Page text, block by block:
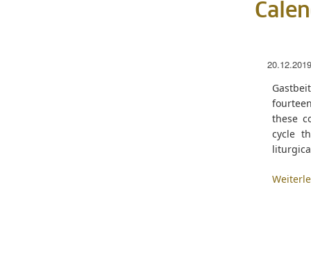
20.12.2019
these
cycle